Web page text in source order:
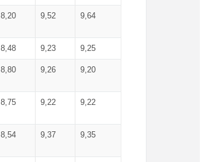
8,20 9,52 9,64
8,48 9,23 9,25
8,80 9,26 9,20
8,75 9,22 9,22
8,54 9,37 9,35